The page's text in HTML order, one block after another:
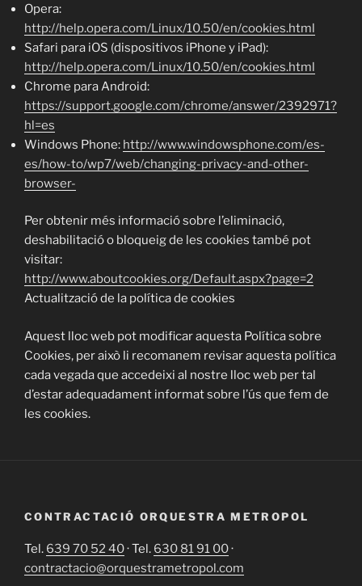
Opera:
http://help.opera.com/Linux/10.50/en/cookies.html
Safari para iOS (dispositivos iPhone y iPad):
http://help.opera.com/Linux/10.50/en/cookies.html
Chrome para Android:
https://support.google.com/chrome/answer/2392971?
hl=es
Windows Phone: http://www.windowsphone.com/es-
es/how-to/wp7/web/changing-privacy-and-other-
browser-
Per obtenir més informació sobre l’eliminació,
deshabilitació o bloqueig de les cookies també pot
visitar:
http://www.aboutcookies.org/Default.aspx?page=2
Actualització de la política de cookies
Aquest lloc web pot modificar aquesta Política sobre
Cookies, per això li recomanem revisar aquesta política
cada vegada que accedeixi al nostre lloc web per tal
d’estar adequadament informat sobre l’ús que fem de
les cookies.
CONTRACTACIÓ ORQUESTRA METROPOL
Tel. 639 70 52 40· Tel. 630 81 91 00·
contractacio@orquestrametropol.com